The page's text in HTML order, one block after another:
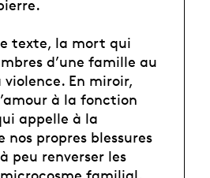
texte, la mort qui
d’une famille au
En miroir,
à la fonction
appelle à la
nos propres blessures
peu renverser les